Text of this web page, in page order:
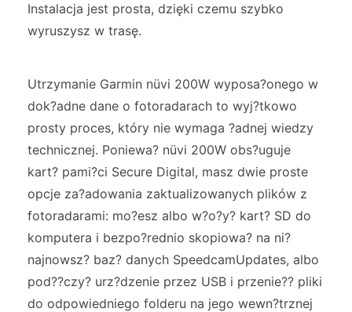
Instalacja jest prosta, dzięki czemu szybko
wyruszysz w trasę.
Utrzymanie Garmin nüvi 200W wyposa?onego w
dok?adne dane o fotoradarach to wyj?tkowo
prosty proces, który nie wymaga ?adnej wiedzy
technicznej. Poniewa? nüvi 200W obs?uguje
kart? pami?ci Secure Digital, masz dwie proste
opcje za?adowania zaktualizowanych plików z
fotoradarami: mo?esz albo w?o?y? kart? SD do
komputera i bezpo?rednio skopiowa? na ni?
najnowsz? baz? danych SpeedcamUpdates, albo
pod??czy? urz?dzenie przez USB i przenie?? pliki
do odpowiedniego folderu na jego wewn?trznej